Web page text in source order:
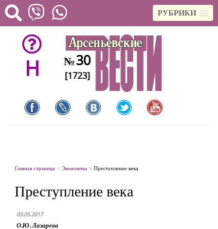
РУБРИКИ
H №30
[1723]
Главная страница Экономика Преступление века
Преступление века
03.05.2017
О.Ю. Лазарева